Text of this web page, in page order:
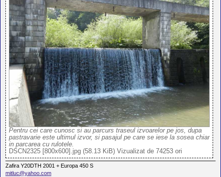
Pentru cei care cunosc si au parcurs traseul izvoarelor pe jos, dupa
pastravarie este ultimul izvor, si pasajul pe care se iese la sosea chiar
in parcarea cu rulotele.
DSCN2325 [800x600].jpg (58.13 KiB) Vizualizat de 74253 ori
Zafira Y20DTH 2001 + Europa 450 S
mitluc@yahoo.com